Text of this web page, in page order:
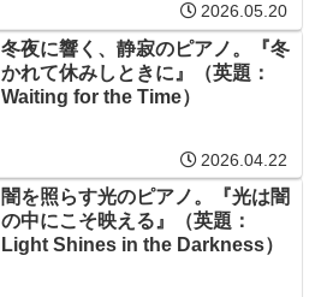
2026.05.20
冬夜に響く、静寂のピアノ。『冬
かれて休みしときに』（英題：
Waiting for the Time）
2026.04.22
闇を照らす光のピアノ。『光は闇
の中にこそ映える』（英題：
Light Shines in the Darkness）